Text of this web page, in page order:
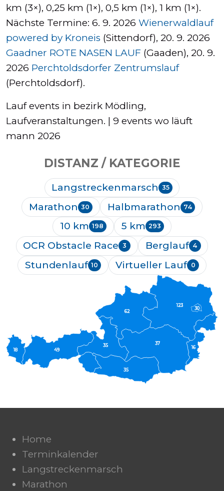
km (3×), 0,25 km (1×), 0,5 km (1×), 1 km (1×).
Nächste Termine: 6. 9. 2026 Wienerwaldlauf
powered by Kroneis (Sittendorf), 20. 9. 2026
Gaadner ROTE NASEN LAUF (Gaaden), 20. 9.
2026 Perchtoldsdorfer Zentrumslauf
(Perchtoldsdorf).
Lauf events in bezirk Mödling,
Laufveranstaltungen. | 9 events wo läuft
mann 2026
DISTANZ / KATEGORIE
Langstreckenmarsch 35
Marathon 30 Halbmarathon 74
10 km 198 5 km 293
OCR Obstacle Race 3 Berglauf 4
Stundenlauf 10 Virtueller Lauf 0
18 16
37
35
62
35
49
123
30
Home
Terminkalender
Langstreckenmarsch
Marathon